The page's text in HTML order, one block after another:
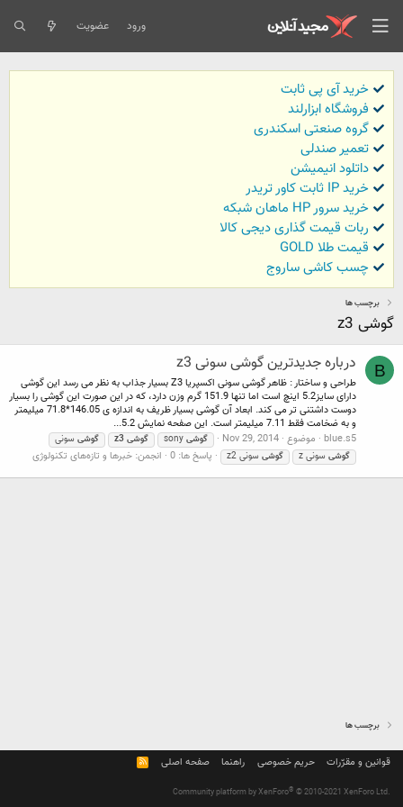
ورود عضویت
خرید آی پی ثابت
فروشگاه ابزارلند
گروه صنعتی اسکندری
تعمیر صندلی
داتلود انیمیشن
خرید IP ثابت کاور تریدر
خرید سرور HP ماهان شبکه
ربات قیمت گذاری دیجی کالا
قیمت طلا GOLD
چسب کاشی ساروج
برچسب ها
گوشی z3
B درباره جدیدترین گوشی سونی z3
طراحی و ساختار : ظاهر گوشی سونی اکسپریا Z3 بسیار جذاب به نظر می رسد این گوشی
دارای سایز5.2 اینچ است اما تنها 151.9 گرم وزن دارد، که در این صورت این گوشی را بسیار
دوست داشتنی تر می کند. ابعاد آن گوشی بسیار ظریف به اندازه ی 146.05*71.8 میلیمتر
و به ضخامت فقط 7.11 میلیمتر است. این صفحه نمایش 5.2...
blue.s5 موضوع Nov 29, 2014 گوشی گوشی z3 گوشی سونی
گوشی سونی z گوشی سونی z2 پاسخ ها: 0 انجمن: خبرها و تازه‌های تکنولوژی
برچسب ها
قوانین و مقرّرات حریم خصوصی راهنما صفحه اصلی
R
S
Community platform by XenForo® © 2010-2021 XenForo Ltd.